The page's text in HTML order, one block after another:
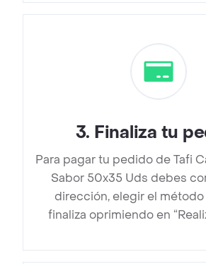
3. Finaliza tu
Para pagar tu pedido de Tafi
Sabor 50x35 Uds debes
dirección, elegir el
finaliza oprimiendo en